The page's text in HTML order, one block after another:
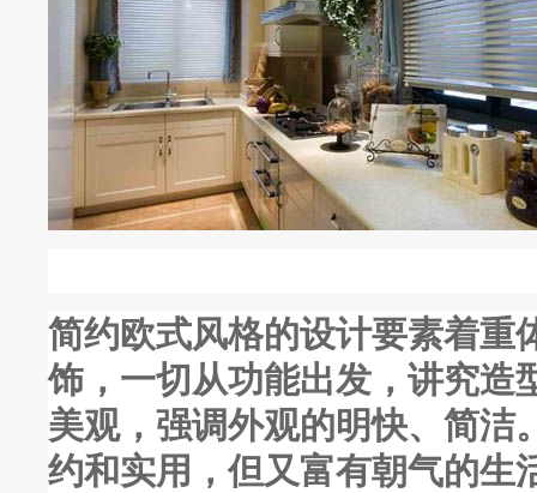
简约欧式风格的设计要素着重
饰，一切从功能出发，讲究造
美观，强调外观的明快、简洁
约和实用，但又富有朝气的生